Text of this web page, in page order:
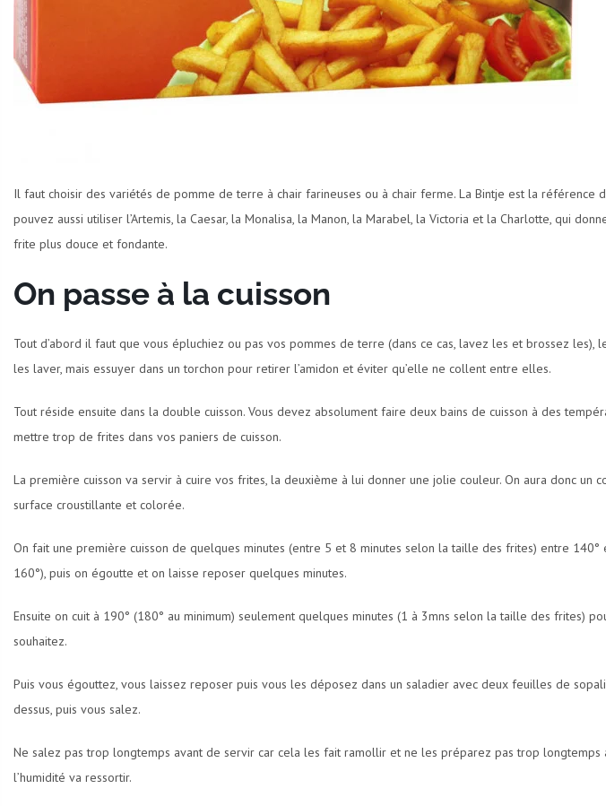
Il faut choisir des variétés de pomme de terre à chair farineuses ou à chair ferme. La Bintje est la référence
pouvez aussi utiliser l’Artemis, la Caesar, la Monalisa, la Manon, la Marabel, la Victoria et la Charlotte, qui
frite plus douce et fondante.
On passe à la cuisson
Tout d’abord il faut que vous épluchiez ou pas vos pommes de terre (dans ce cas, lavez les et brossez les),
les laver, mais essuyer dans un torchon pour retirer l’amidon et éviter qu’elle ne collent entre elles.
Tout réside ensuite dans la double cuisson. Vous devez absolument faire deux bains de cuisson à des
mettre trop de frites dans vos paniers de cuisson.
La première cuisson va servir à cuire vos frites, la deuxième à lui donner une jolie couleur. On aura donc un
surface croustillante et colorée.
On fait une première cuisson de quelques minutes (entre 5 et 8 minutes selon la taille des frites) entre
160°), puis on égoutte et on laisse reposer quelques minutes.
Ensuite on cuit à 190° (180° au minimum) seulement quelques minutes (1 à 3mns selon la taille des frites)
souhaitez.
Puis vous égouttez, vous laissez reposer puis vous les déposez dans un saladier avec deux feuilles de
dessus, puis vous salez.
Ne salez pas trop longtemps avant de servir car cela les fait ramollir et ne les préparez pas trop longtemps
l’humidité va ressortir.